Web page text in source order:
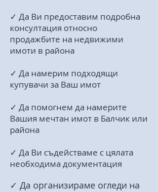
✓ Да Ви предоставим подробна
консултация относно
продажбите на недвижими
имоти в района
✓ Да намерим подходящи
купувачи за Ваш имот
✓ Да помогнем да намерите
Вашия мечтан имот в Балчик или
района
✓ Да Ви съдействаме с цялата
необходима документация
✓ Да организираме огледи на